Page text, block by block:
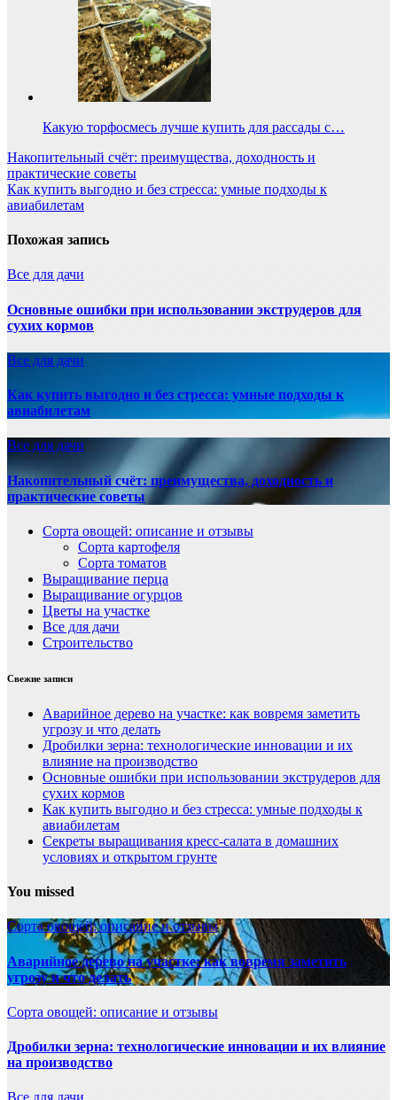
Какую торфосмесь лучше купить для рассады с…
Навигация
по
записям
Накопительный счёт: преимущества, доходность и
практические советы
Как купить выгодно и без стресса: умные подходы к
авиабилетам
Похожая запись
Все для дачи
Основные ошибки при использовании экструдеров для
сухих кормов
Все для дачи
Как купить выгодно и без стресса: умные подходы к
авиабилетам
Все для дачи
Накопительный счёт: преимущества, доходность и
практические советы
Сорта овощей: описание и отзывы
Сорта картофеля
Сорта томатов
Выращивание перца
Выращивание огурцов
Цветы на участке
Все для дачи
Строительство
Свежие записи
Аварийное дерево на участке: как вовремя заметить
угрозу и что делать
Дробилки зерна: технологические инновации и их
влияние на производство
Основные ошибки при использовании экструдеров для
сухих кормов
Как купить выгодно и без стресса: умные подходы к
авиабилетам
Секреты выращивания кресс-салата в домашних
условиях и открытом грунте
You missed
Сорта овощей: описание и отзывы
Аварийное дерево на участке: как вовремя заметить
угрозу и что делать
Сорта овощей: описание и отзывы
Дробилки зерна: технологические инновации и их влияние
на производство